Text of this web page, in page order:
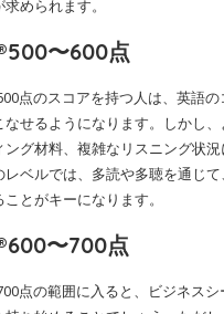
められます。
〜600点
点のスコアを持つ人は、英語
なせるようになります。しかし
ング材料、複雑なリスニング状
レベルでは、多読や多聴を通じ
とがキーになります。
〜700点
点の範囲に入ると、ビジネス